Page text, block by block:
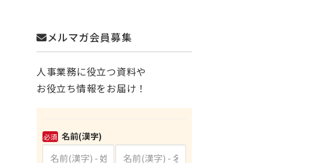
メルマガ会員募集
人事業務に役立つ資料や
お役立ち情報をお届け！